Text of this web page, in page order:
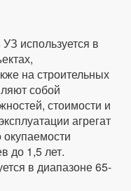
используется в
на строительных
собой
стоимости и
агрегат
окупаемости
до 1,5 лет.
в диапазоне 65-